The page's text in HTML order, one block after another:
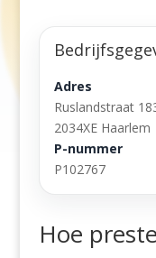
Adres
Ruslandstraat
2034XE Haarlem
P-nummer
P102767
Hoe